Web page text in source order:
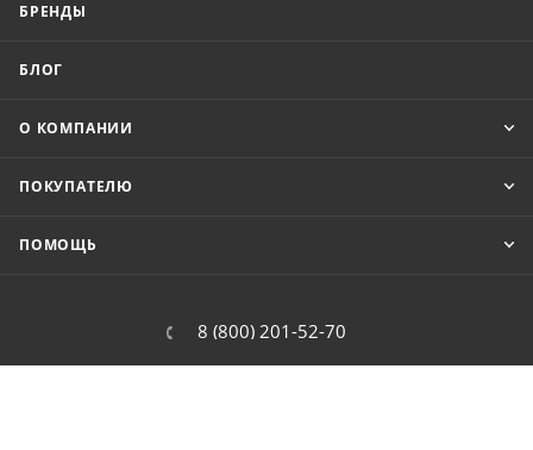
БРЕНДЫ
БЛОГ
О КОМПАНИИ
ПОКУПАТЕЛЮ
ПОМОЩЬ
8 (800) 201-52-70